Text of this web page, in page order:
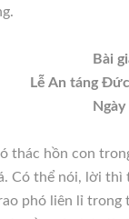
Bài
Lễ An táng
thác hồn con
Có thể nói, lời
phó liên lỉ trong